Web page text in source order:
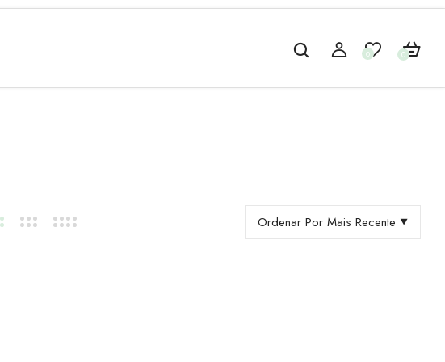
0 0
Ordenar Por Mais Recente